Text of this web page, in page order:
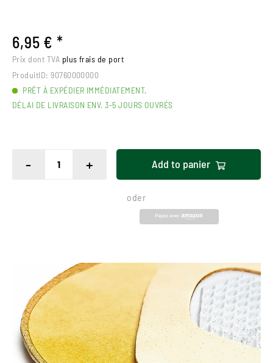
6,95 € *
Prix dont TVA plus frais de port
ProduitID: 90760000000
PRÊT À EXPÉDIER IMMÉDIATEMENT,
DÉLAI DE LIVRAISON ENV. 3-5 JOURS OUVRÉS
- + Add to panier
oder